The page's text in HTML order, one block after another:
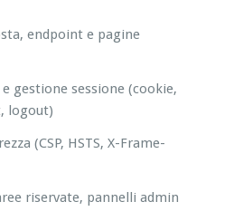
endpoint e pagine
gestione sessione (cookie,
logout)
(CSP, HSTS, X-Frame-
riservate, pannelli admin